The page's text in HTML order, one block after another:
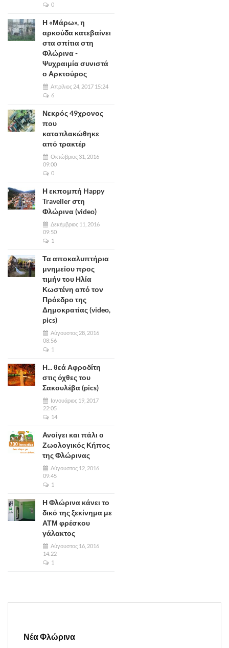
0
Η «Μάρω», η
αρκούδα κατεβαίνει
στα σπίτια στη
Φλώρινα -
Ψυχραιμία συνιστά
ο Αρκτούρος
Απρίλιος 24, 2017 15:24
6
Νεκρός 49χρονος
που
καταπλακώθηκε
από τρακτέρ
Οκτώβριος 31, 2016
09:00
0
Η εκπομπή Happy
Traveller στη
Φλώρινα (video)
Δεκέμβριος 11, 2016
09:50
1
Τα αποκαλυπτήρια
μνημείου προς
τιμήν του Ηλία
Κωστένη από τον
Πρόεδρο της
Δημοκρατίας (video,
pics)
Αύγουστος 28, 2016
08:56
1
Η... θεά Αφροδίτη
στις όχθες του
Σακουλέβα (pics)
Ιανουάριος 19, 2017
22:05
14
Ανοίγει και πάλι ο
Ζωολογικός Κήπος
της Φλώρινας
Αύγουστος 12, 2016
09:45
1
Η Φλώρινα κάνει το
δικό της ξεκίνημα με
ΑΤΜ φρέσκου
γάλακτος
Αύγουστος 16, 2016
14:22
1
Νέα Φλώρινα